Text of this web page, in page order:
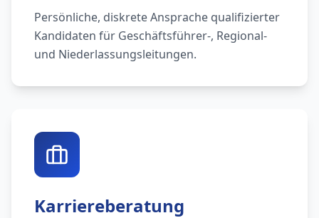
Persönliche, diskrete Ansprache qualifizierter
Kandidaten für Geschäftsführer-, Regional-
und Niederlassungsleitungen.
Karriereberatung